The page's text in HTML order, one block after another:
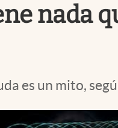
nada
es un mito,